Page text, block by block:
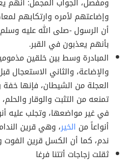
وإضاعتهم لأمره وارتكابهم
أن الرسول -صلى الله عليه
بأنهم يعذبون في القبر.
المبادرة وسط بين خلقين
والإضاعة، والثاني الاستعجال
العجلة من الشيطان، فإنها
تمنعه من التثبت والوقار
في غير مواضعها، وتجلب عليه
أنواعاً من الخير، وهي قرين
ندم، كما أن الكسل قرين الفوت
ثقلت زجاجات أتتنا فرغا